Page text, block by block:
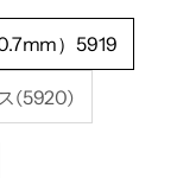
）5919
(5920)
らす